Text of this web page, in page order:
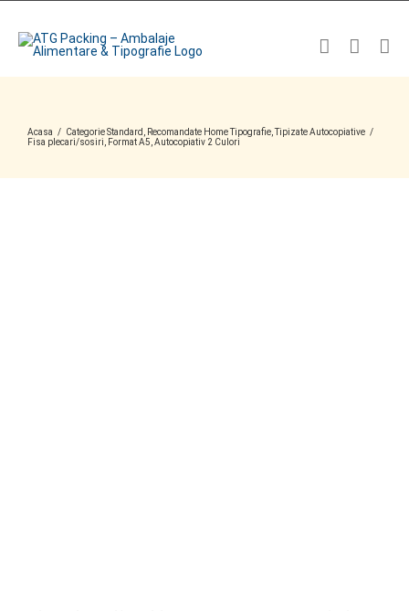
content
Acasa / Categorie Standard Recomandate Home Tipografie ,Tipizate Autocopiative /
Fisa plecari/sosiri, Format A5, Autocopiativ 2 Culori